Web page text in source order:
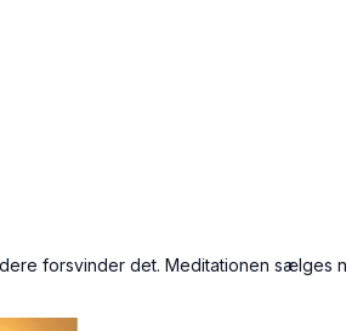
forsvinder det. Meditationen sælges